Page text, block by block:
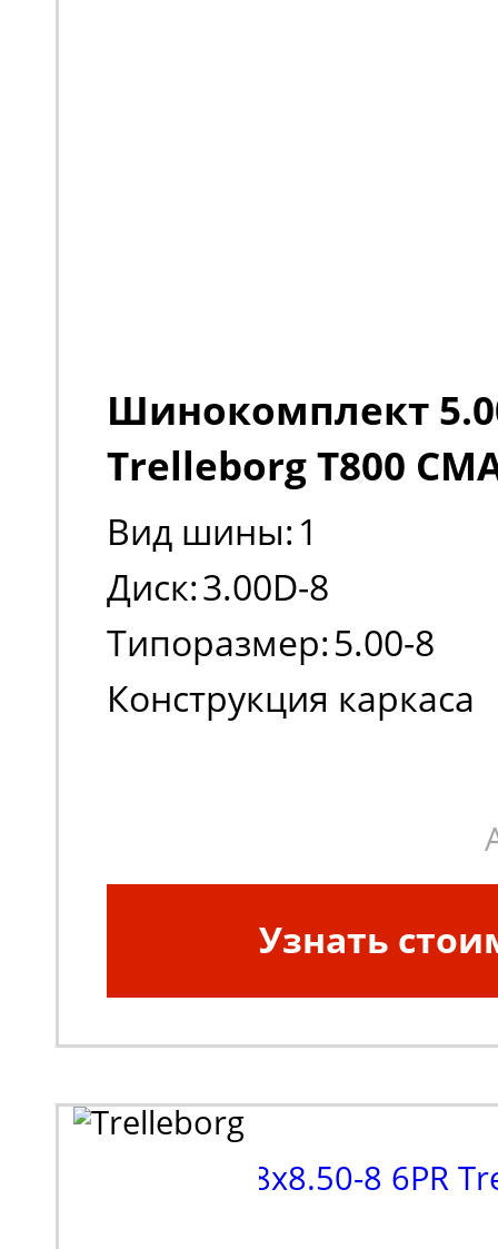
Шинокомплект
Trelleborg T800
Вид шины: 1
Диск:3.00D-8
Типоразмер:5.00-8
Конструкция каркаса
Узнать